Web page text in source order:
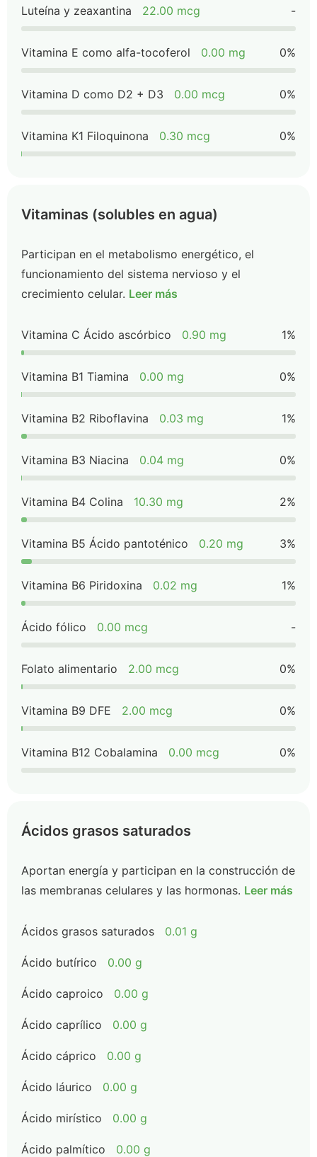
Luteína y zeaxantina 22.00 mcg -
Vitamina E como alfa-tocoferol 0.00 mg 0%
Vitamina D como D2 + D3 0.00 mcg 0%
Vitamina K1 Filoquinona 0.30 mcg 0%
Vitaminas (solubles en agua)
Participan en el metabolismo energético, el
funcionamiento del sistema nervioso y el
crecimiento celular. Leer más
Vitamina C Ácido ascórbico 0.90 mg 1%
Vitamina B1 Tiamina 0.00 mg 0%
Vitamina B2 Riboflavina 0.03 mg 1%
Vitamina B3 Niacina 0.04 mg 0%
Vitamina B4 Colina 10.30 mg 2%
Vitamina B5 Ácido pantoténico 0.20 mg 3%
Vitamina B6 Piridoxina 0.02 mg 1%
Ácido fólico 0.00 mcg -
Folato alimentario 2.00 mcg 0%
Vitamina B9 DFE 2.00 mcg 0%
Vitamina B12 Cobalamina 0.00 mcg 0%
Ácidos grasos saturados
Aportan energía y participan en la construcción de
las membranas celulares y las hormonas. Leer más
Ácidos grasos saturados 0.01 g
Ácido butírico 0.00 g
Ácido caproico 0.00 g
Ácido caprílico 0.00 g
Ácido cáprico 0.00 g
Ácido láurico 0.00 g
Ácido mirístico 0.00 g
Ácido palmítico 0.00 g